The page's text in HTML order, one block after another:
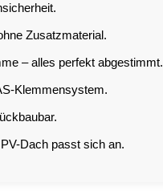
Zusatzmaterial.
– alles perfekt abgestimmt.
Klemmensystem.
Dach passt sich an.